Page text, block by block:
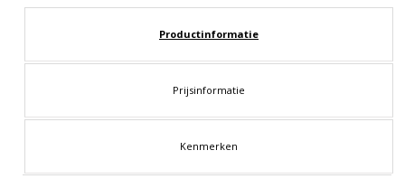
Productinformatie
Prijsinformatie
Kenmerken